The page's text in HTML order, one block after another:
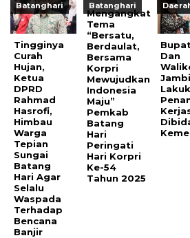
Batanghari
Tingginya
Curah
Hujan,
Ketua
DPRD
Rahmad
Hasrofi,
Himbau
Warga
Tepian
Sungai
Batang
Hari Agar
Selalu
Waspada
Terhadap
Bencana
Banjir
Batanghari
Mengangkat
Tema
“Bersatu,
Berdaulat,
Bersama
Korpri
Mewujudkan
Indonesia
Maju”
Pemkab
Batang
Hari
Peringati
Hari Korpri
Ke-54
Tahun 2025
Dan
Jambi